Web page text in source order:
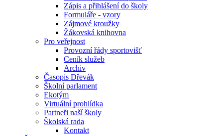
Zápis a přihlášení do školy
Formuláře - vzory
Zájmové kroužky
Žákovská knihovna
Pro veřejnost
Provozní řády sportovišť
Ceník služeb
Archiv
Časopis Dřevák
Školní parlament
Ekotým
Virtuální prohlídka
Partneři naší školy
Školská rada
Kontakt